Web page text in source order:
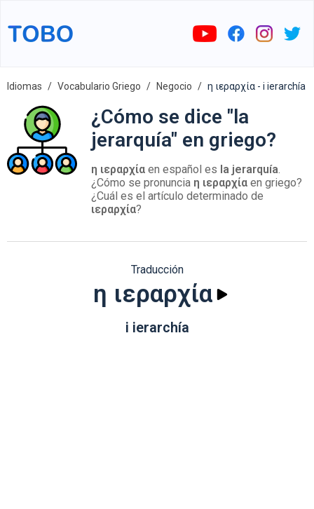
Idiomas Vocabulario Griego Negocio η ιεραρχία - i ierarchía
¿Cómo se dice "la
jerarquía" en griego?
η ιεραρχία en español es la jerarquía.
¿Cómo se pronuncia η ιεραρχία en griego?
¿Cuál es el artículo determinado de
ιεραρχία?
Traducción
η ιεραρχία
i ierarchía